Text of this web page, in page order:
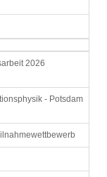
2026
- Potsdam